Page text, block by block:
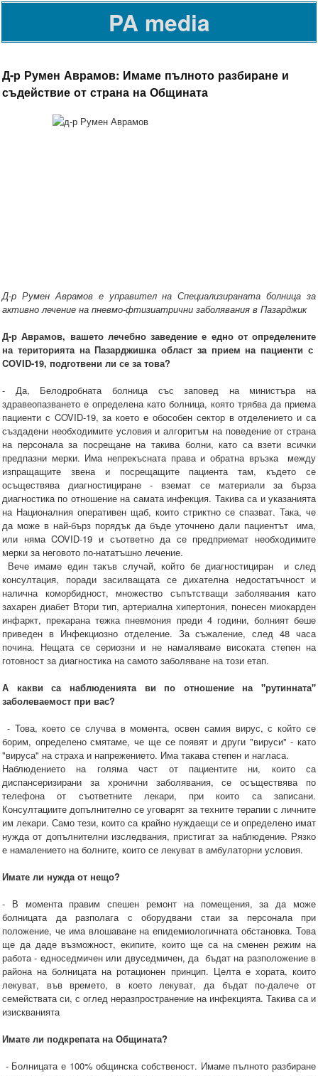
PA media
Д-р Румен Аврамов: Имаме пълното разбиране и
съдействие от страна на Общината
Д-р Румен Аврамов е управител на Специализираната болница за
активно лечение на пневмо-фтизиатрични заболявания в Пазарджик
Д-р Аврамов, вашето лечебно заведение е едно от определените
на територията на Пазарджишка област за прием на пациенти с
COVID-19, подготвени ли се за това?
- Да, Белодробната болница със заповед на министъра на
здравеопазването е определена като болница, която трябва да приема
пациенти с COVID-19, за което е обособен сектор в отделението и са
създадени необходимите условия и алгоритъм на поведение от страна
на персонала за посрещане на такива болни, като са взети всички
предпазни мерки. Има непрекъсната права и обратна връзка между
изпращащите звена и посрещащите пациента там, където се
осъществява диагностициране - вземат се материали за бърза
диагностика по отношение на самата инфекция. Такива са и указанията
на Националния оперативен щаб, които стриктно се спазват. Така, че
да може в най-бърз порядък да бъде уточнено дали пациентът има,
или няма COVID-19 и съответно да се предприемат необходимите
мерки за неговото по-нататъшно лечение.
Вече имаме един такъв случай, който бе диагностициран и след
консултация, поради засилващата се дихателна недостатъчност и
налична коморбидност, множество съпътстващи заболявания като
захарен диабет Втори тип, артериална хипертония, понесен миокарден
инфаркт, прекарана тежка пневмония преди 4 години, болният беше
приведен в Инфекциозно отделение. За съжаление, след 48 часа
почина. Нещата се сериозни и не намаляваме високата степен на
готовност за диагностика на самото заболяване на този етап.
А какви са наблюденията ви по отношение на "рутинната"
заболеваемост при вас?
- Това, което се случва в момента, освен самия вирус, с който се
борим, определено смятаме, че ще се появят и други "вируси" - като
"вируса" на страха и напрежението. Има такава степен и нагласа.
Наблюдението на голяма част от пациентите ни, които са
диспансеризирани за хронични заболявания, се осъществява по
телефона от съответните лекари, при които са записани.
Консултациите допълнително се уговарят за техните терапии с личните
им лекари. Само тези, които са крайно нуждаещи се и определено имат
нужда от допълнителни изследвания, пристигат за наблюдение. Рязко
е намалението на болните, които се лекуват в амбулаторни условия.
Имате ли нужда от нещо?
- В момента правим спешен ремонт на помещения, за да може
болницата да разполага с оборудвани стаи за персонала при
положение, че има влошаване на епидемиологичната обстановка. Това
ще да даде възможност, екипите, които ще са на сменен режим на
работа - едноседмичен или двуседмичен, да бъдат на разположение в
района на болницата на ротационен принцип. Целта е хората, които
лекуват, във времето, в което лекуват, да бъдат по-далече от
семействата си, с оглед неразпространение на инфекцията. Такива са и
изискванията
Имате ли подкрепата на Общината?
- Болницата е 100% общинска собственост. Имаме пълното разбиране